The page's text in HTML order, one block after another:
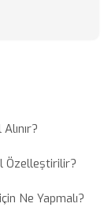
Özelleştirilir?
Ne Yapmalı?